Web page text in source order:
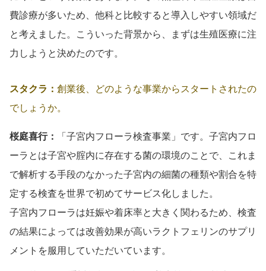
費診療が多いため、他科と比較すると導入しやすい領域だ
と考えました。こういった背景から、まずは生殖医療に注
力しようと決めたのです。
スタクラ： 創業後、どのような事業からスタートされたの
でしょうか。
桜庭喜行：
「子宮内フローラ検査事業」です。子宮内フロ
ーラとは子宮や腟内に存在する菌の環境のことで、これま
で解析する手段のなかった子宮内の細菌の種類や割合を特
定する検査を世界で初めてサービス化しました。
子宮内フローラは妊娠や着床率と大きく関わるため、検査
の結果によっては改善効果が高いラクトフェリンのサプリ
メントを服用していただいています。